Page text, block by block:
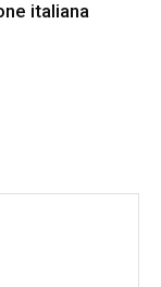
italiana